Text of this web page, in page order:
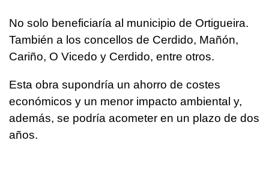
No solo beneficiaría al municipio de Ortigueira.
También a los concellos de Cerdido, Mañón,
Cariño, O Vicedo y Cerdido, entre otros.
Esta obra supondría un ahorro de costes
económicos y un menor impacto ambiental y,
además, se podría acometer en un plazo de dos
años.